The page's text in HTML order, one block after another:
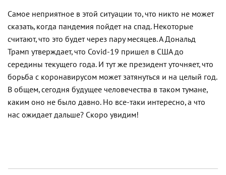
Самое неприятное в этой ситуации то, что никто не может
сказать, когда пандемия пойдет на спад. Некоторые
считают, что это будет через пару месяцев. А Дональд
Трамп утверждает, что Covid-19 пришел в США до
середины текущего года. И тут же президент уточняет, что
борьба с коронавирусом может затянуться и на целый год.
В общем, сегодня будущее человечества в таком тумане,
каким оно не было давно. Но все-таки интересно, а что
нас ожидает дальше? Скоро увидим!